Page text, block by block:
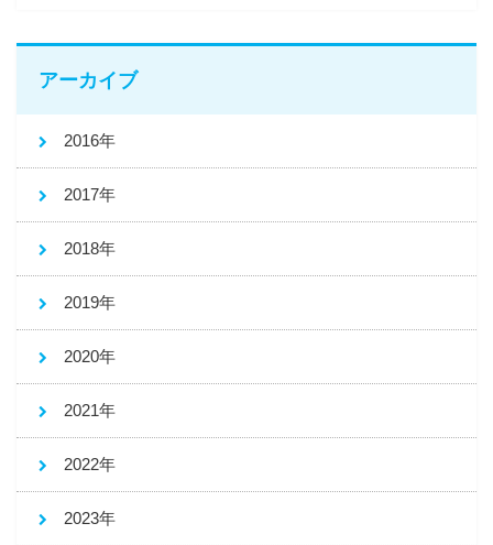
アーカイブ
2016年
2017年
2018年
2019年
2020年
2021年
2022年
2023年